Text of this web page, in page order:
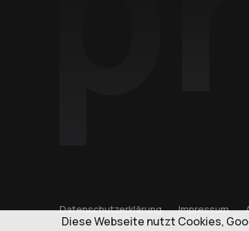
Datenschutzerklärung Impressum
Diese Webseite nutzt Cookies,